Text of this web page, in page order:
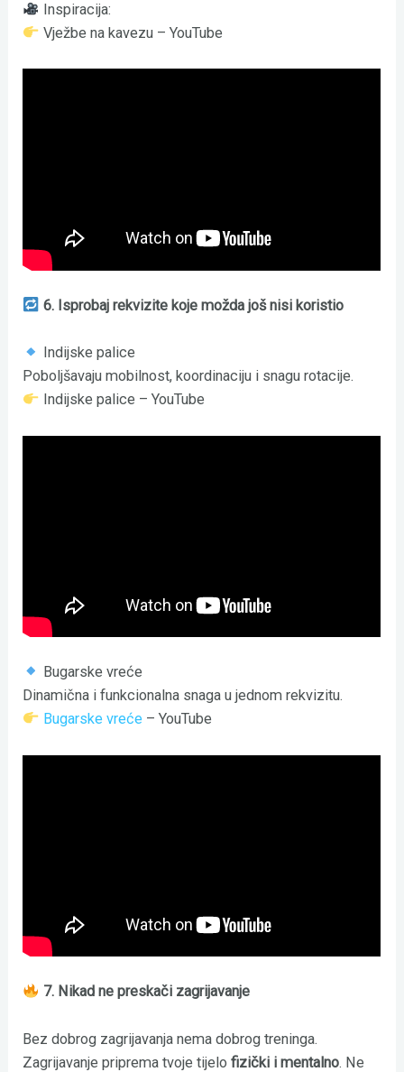
Inspiracija:
Vježbe na kavezu – YouTube
6. Isprobaj rekvizite koje možda još nisi koristio
Indijske palice
Poboljšavaju mobilnost, koordinaciju i snagu rotacije.
Indijske palice – YouTube
Bugarske vreće
Dinamična i funkcionalna snaga u jednom rekvizitu.
Bugarske vreće– YouTube
7. Nikad ne preskači zagrijavanje
Bez dobrog zagrijavanja nema dobrog treninga.
Zagrijavanje priprema tvoje tijelofizički i mentalno. Ne